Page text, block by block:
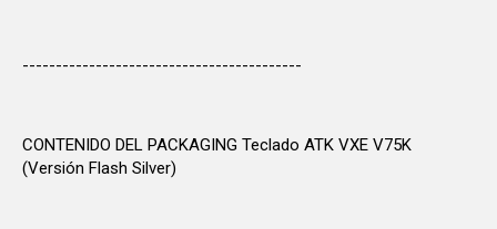
------------------------------------------
CONTENIDO DEL PACKAGING Teclado ATK VXE V75K
(Versión Flash Silver)